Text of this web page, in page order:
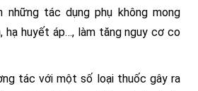
những tác dụng phụ không mong
hạ huyết áp…, làm tăng nguy cơ co
tác với một số loại thuốc gây ra